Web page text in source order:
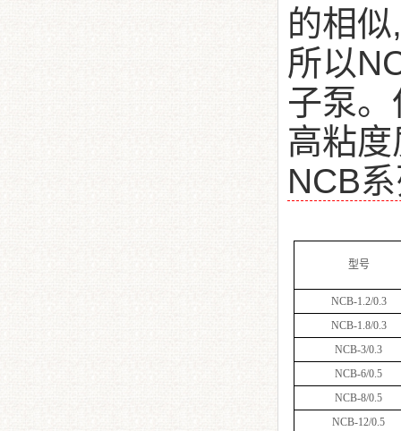
的相
所以
子泵
高粘
NCB
型号
NCB-1.2/0.3
NCB-1.8/0.3
NCB-3/0.3
NCB-6/0.5
NCB-8/0.5
NCB-12/0.5